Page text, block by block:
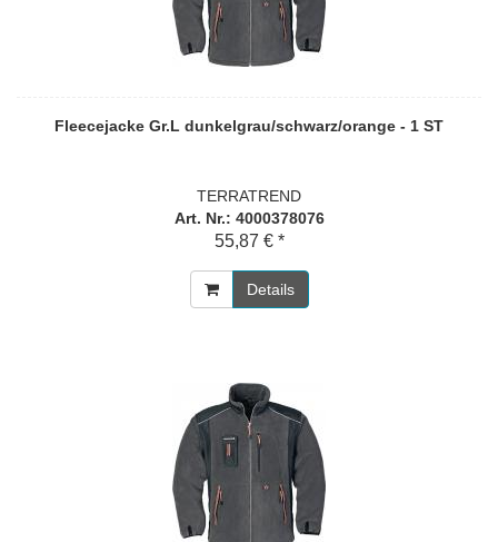
Fleecejacke Gr.L dunkelgrau/schwarz/orange - 1 ST
TERRATREND
Art. Nr.: 4000378076
55,87 € *
Details